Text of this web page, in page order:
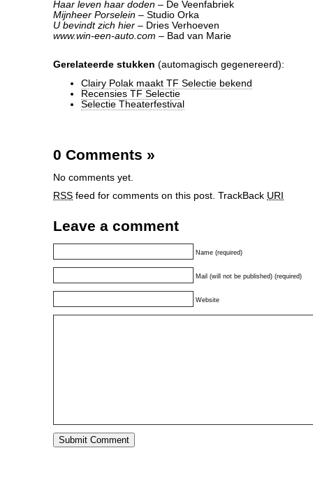
Haar leven haar doden – De Veenfabriek
Mijnheer Porselein – Studio Orka
U bevindt zich hier – Dries Verhoeven
www.win-een-auto.com – Bad van Marie
Gerelateerde stukken (automagisch gegenereerd):
Clairy Polak maakt TF Selectie bekend
Recensies TF Selectie
Selectie Theaterfestival
0 Comments »
No comments yet.
RSS feed for comments on this post. TrackBack URI
Leave a comment
Name (required)
Mail (will not be published) (required)
Website